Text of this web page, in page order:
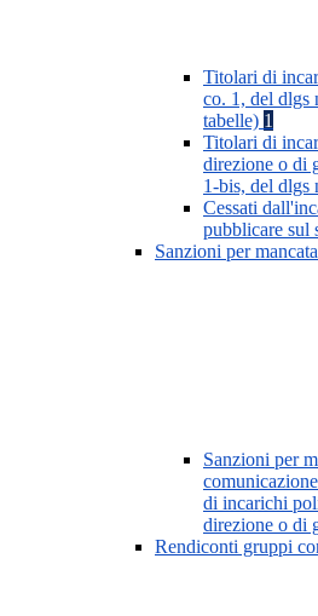
Titolari di
co. 1, del dlgs
tabelle) 1
Titolari di
direzione o di
1-bis, del dlgs
Cessati
pubblicare sul
Sanzioni per
Sanzioni per
di incarichi
direzione o di
Rendiconti gruppi